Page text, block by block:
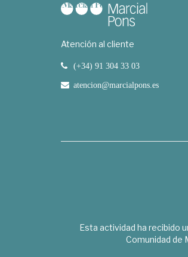
Atención al cliente
(+34) 91 304 33 03
atencion@marcialpons.es
Esta actividad ha recibido
Comunidad de